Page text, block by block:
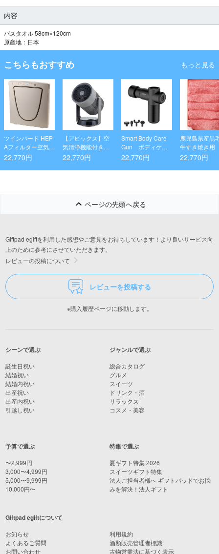
内容
バスタオル 58cm×120cm
原産地：日本
こちらもおすすめ もっと見る
ツインバード HEP
Aフィルター空気清
浄機
22,770円
【アピックス】空
気清浄機能付きサ
ーキュレーター
22,770円
Smart Body Care
Gun ボディケア
ガン
22,770円
鹿児島県産黒
牛すき焼き用
22,770円
ページの先頭へ戻る
Giftpad egiftを利用した感想やご意見をお待ちしています！より良いサービス向
上のために参考にさせていただきます。
レビューの投稿について
レビューを投稿する
※購入履歴ページに移動します。
シーンで選ぶ
誕生日祝い
結婚祝い
結婚内祝い
出産祝い
出産内祝い
引越し祝い
予算で選ぶ
〜2,999円
3,000〜4,999円
5,000〜9,999円
10,000円〜
ジャンルで選ぶ
総合カタログ
グルメ
スイーツ
ドリンク・酒
リラックス
コスメ・美容
特集で選ぶ
夏ギフト特集 2026
スイーツギフト特集
法人ご担当者様へ ギフトパッドでお悩
みを解決！法人ギフト
Giftpad egiftについて
お知らせ
よくあるご質問
お問い合わせ
利用規約
酒類販売管理者標識
古物営業法に基づく表示